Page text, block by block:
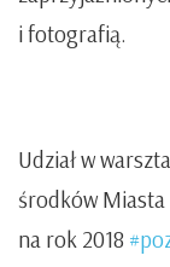
i fotografią.
Udział w
środków Miasta
na rok 2018